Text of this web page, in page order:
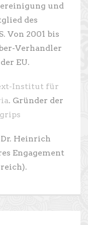
und
des
Von 2001 bis
Verhandler
EU.
Institut für
. Gründer der
Heinrich
Engagement